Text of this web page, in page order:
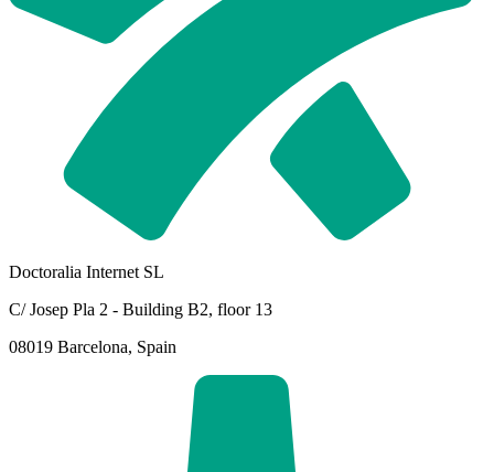
Doctoralia Internet SL
C/ Josep Pla 2 - Building B2, floor 13
08019 Barcelona, Spain